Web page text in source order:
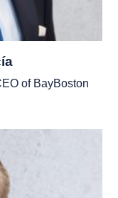
of BayBoston